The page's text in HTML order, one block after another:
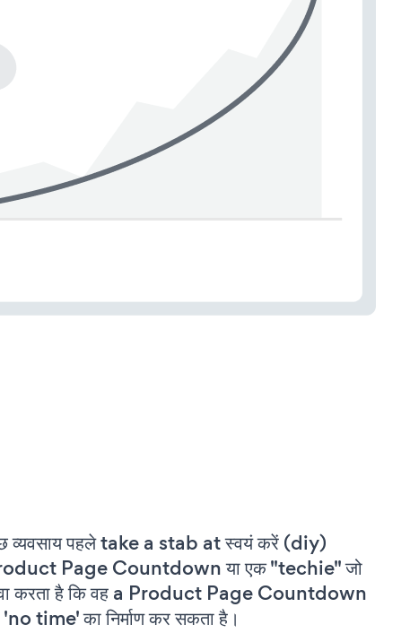
व्यवसाय पहले take a stab at स्वयं करें (diy)
Page Countdown या एक "techie" जो
करता है कि वह a Product Page Countdown
time' का निर्माण कर सकता है।